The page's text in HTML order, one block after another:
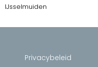
IJsselmuiden
Privacybeleid